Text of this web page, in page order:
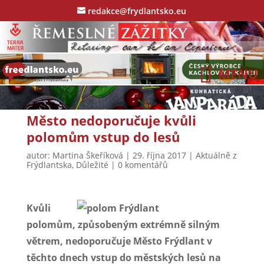
redakce@frydlantsko.eu
Město nedoporučuje kvůli
polomům vstup do lesů
autor: Martina Škeříková | 29. října 2017| Aktuálně z
Frýdlantska, Důležité | 0 komentářů
Kvůli
polomům, způsobeným extrémně silným
větrem, nedoporučuje Město Frýdlant v
těchto dnech vstup do městských lesů na